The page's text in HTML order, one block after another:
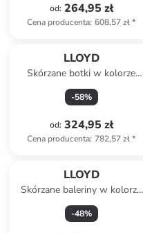
od: 264,95 zł
Cena producenta: 608,57 zł*
LLOYD
Skórzane botki w kolorze
brązowym
-58%
od: 324,95 zł
Cena producenta: 782,57 zł*
LLOYD
Skórzane baleriny w kolorze
kremowo-czarnym
-48%